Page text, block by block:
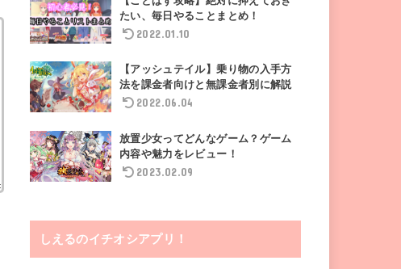
たい、毎日やることまとめ！
2022.01.10
【アッシュテイル】乗り物の入手方
法を課金者向けと無課金者別に解説
2022.06.04
放置少女ってどんなゲーム？ゲーム
内容や魅力をレビュー！
2023.02.09
しえるのイチオシアプリ！